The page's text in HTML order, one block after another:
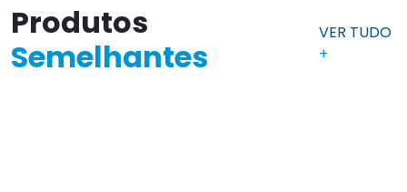
Produtos
Semelhantes
VER TUDO
+